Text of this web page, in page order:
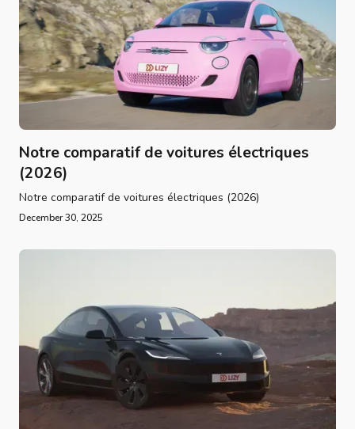
Notre comparatif de voitures électriques
(2026)
Notre comparatif de voitures électriques (2026)
December 30, 2025